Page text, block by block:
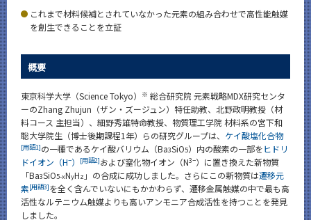
これまで材料候補とされていなかった元素の組み合わせで高性能触媒
を創生できることを立証
概要
東京科学大学（Science Tokyo） ※ 総合研究院 元素戦略MDX研究センタ
ーのZhang Zhujun（ザン・ズージュン）特任助教、北野政明教授（材
料コース 主担当）、細野秀雄特命教授、物質理工学院 材料系の宮下和
聡大学院生（博士後期課程1年）らの研究グループは、 ケイ酸塩化合物
[用語1]の一種であるケイ酸バリウム（Ba3SiO5）内の酸素の一部をヒドリ
ドイオン（H−） [用語2]および窒化物イオン（N3−）に置き換えた新物質
「Ba3SiO5-xNyHz 」の合成に成功しました。さらにこの新物質は遷移元
素[用語3]を全く含んでいないにもかかわらず、遷移金属触媒の中で最も高
活性なルテニウム触媒よりも高いアンモニア合成活性を持つことを発見
しました。
カテゴリ別
月別
イベントカレンダー
Event Calendar
サイト構成